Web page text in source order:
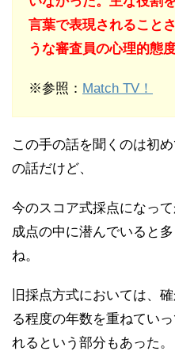
言葉で表現されること
うな審査員の心理的態度
※参照： Match TV！
この手の話を聞くのは初
の話だけど、
今のスコア式採点になっ
成点の中に潜んでいると
ね。
旧採点方式においては、
る程度の年数を重ねてい
れるという部分もあった。